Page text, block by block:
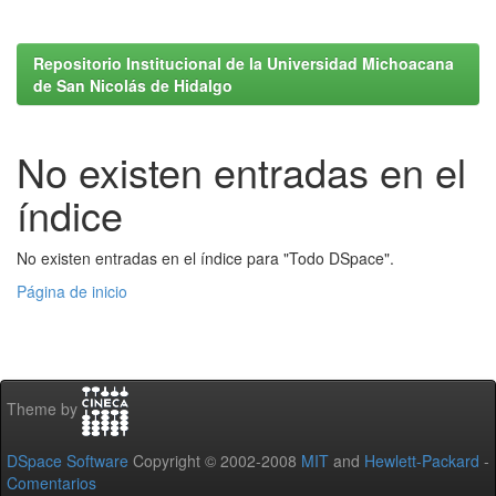
Repositorio Institucional de la Universidad Michoacana
de San Nicolás de Hidalgo
No existen entradas en el
índice
No existen entradas en el índice para "Todo DSpace".
Página de inicio
Theme by
DSpace Software Copyright © 2002-2008 MIT and Hewlett-Packard -
Comentarios